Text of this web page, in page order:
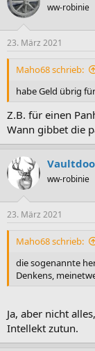
ww-robinie
23. März 2021
Maho68 schrieb:
habe Geld übrig
Z.B. für einen
Wann gibbet die
ww-robinie
23. März 2021
Maho68 schrieb:
die sogenannte
Denkens,
Ja, aber nicht
Intellekt zutun.